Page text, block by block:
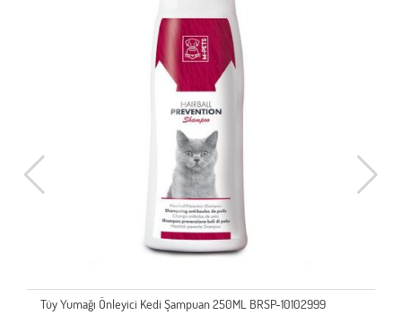
Tüy Yumağı Önleyici Kedi Şampuan 250ML BRSP-10102999